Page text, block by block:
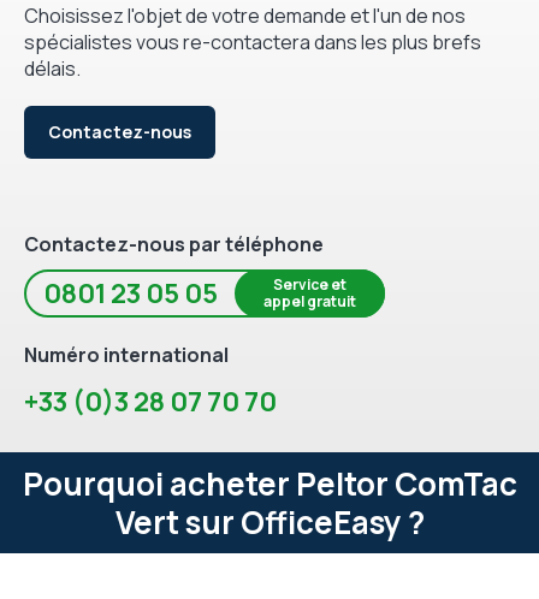
Choisissez l'objet de votre demande et l'un de nos
spécialistes vous re-contactera dans les plus brefs
délais.
Contactez-nous
Contactez-nous par téléphone
0801 23 05 05
Service et
appel gratuit
Numéro international
+33 (0)3 28 07 70 70
Pourquoi acheter Peltor ComTac
Vert sur OfficeEasy ?